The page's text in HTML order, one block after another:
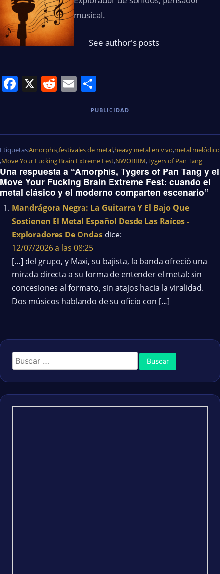
musical.
See author's posts
Facebook
X Reddit
Email
PUBLICIDAD
Etiquetas:Amorphis,festivales de metal,heavy metal en vivo,metal melódico
,Move Your Fucking Brain Extreme Fest,NWOBHM,Tygers of Pan Tang
Una respuesta a “Amorphis, Tygers of Pan Tang y el
Move Your Fucking Brain Extreme Fest: cuando el
metal clásico y el moderno comparten escenario”
Mandrágora Negra: La Guitarra Y El Bajo Que
Sostienen El Metal Español Desde Las Raíces -
Exploradores De Ondas dice:
12/07/2026 a las 08:25
[…] del grupo, y Maxi, su bajista, la banda ofreció una
mirada directa a su forma de entender el metal: sin
concesiones al formato, sin atajos hacia la viralidad.
Dos músicos hablando de su oficio con […]
Buscar: